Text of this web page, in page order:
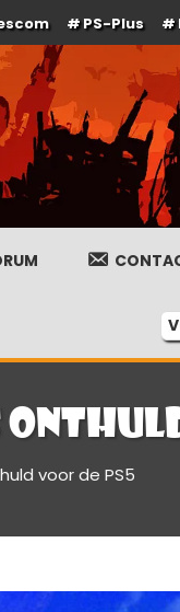
PS-Plus
voor de PS5